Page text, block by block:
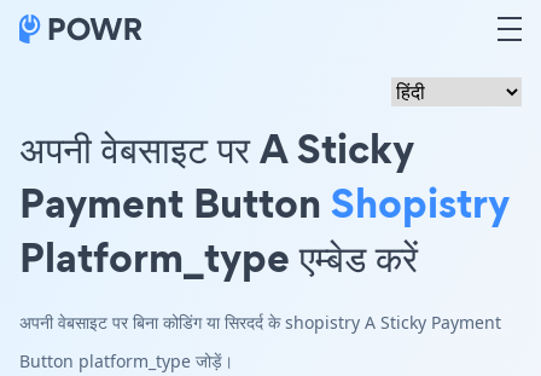
अपनी वेबसाइट पर A Sticky
Payment ButtonShopistry
Platform_type एम्बेड करें
अपनी वेबसाइट पर बिना कोडिंग या सिरदर्द के shopistry A Sticky Payment
Button platform_type जोड़ें।